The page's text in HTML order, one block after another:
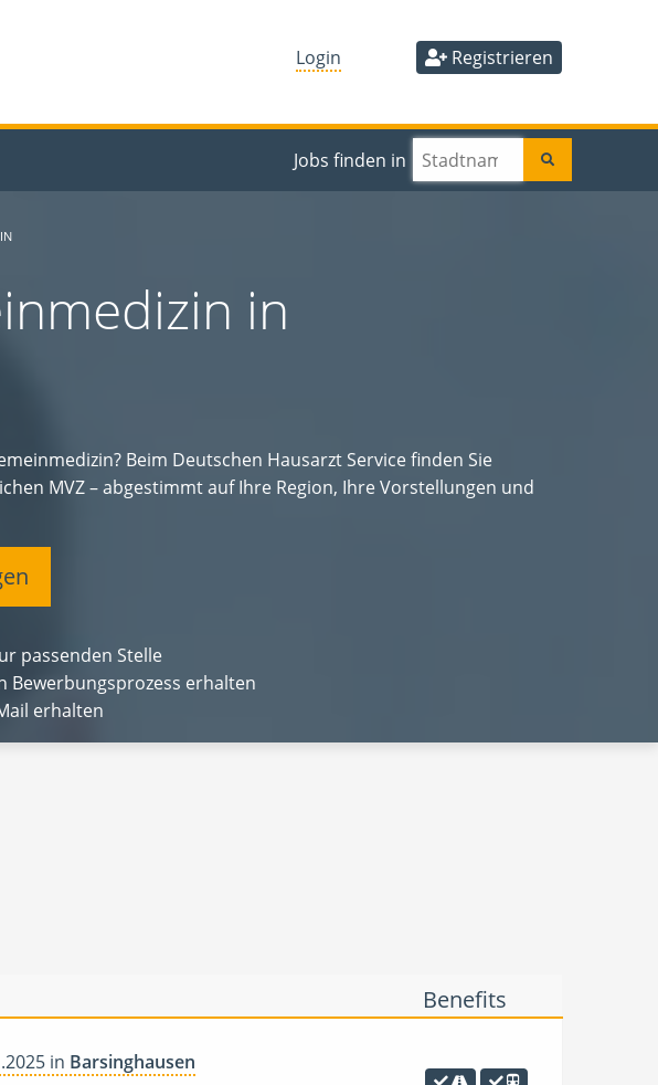
Login Registrieren
Jobs finden in
in
Beim Deutschen Hausarzt Service finden Sie
MVZ – abgestimmt auf Ihre Region, Ihre Vorstellungen und
passenden Stelle
Bewerbungsprozess erhalten
erhalten
Benefits
in Barsinghausen